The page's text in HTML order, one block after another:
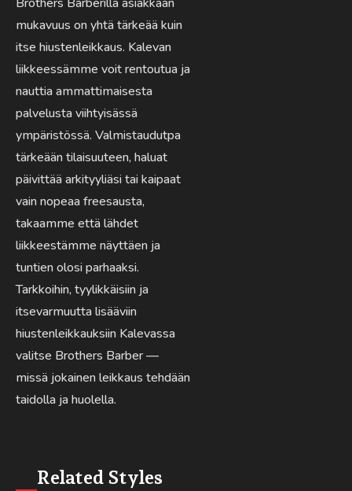
mukavuus on yhtä tärkeää kuin
itse hiustenleikkaus. Kalevan
liikkeessämme voit rentoutua ja
nauttia ammattimaisesta
palvelusta viihtyisässä
ympäristössä. Valmistaudutpa
tärkeään tilaisuuteen, haluat
päivittää arkityyliäsi tai kaipaat
vain nopeaa freesausta,
takaamme että lähdet
liikkeestämme näyttäen ja
tuntien olosi parhaaksi.
Tarkkoihin, tyylikkäisiin ja
itsevarmuutta lisääviin
hiustenleikkauksiin Kalevassa
valitse Brothers Barber —
missä jokainen leikkaus tehdään
taidolla ja huolella.
Related Styles